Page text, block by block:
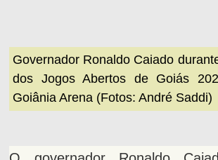
Governador Ronaldo Caiado
dos Jogos Abertos de Goiás
Goiânia Arena (Fotos: André Saddi)